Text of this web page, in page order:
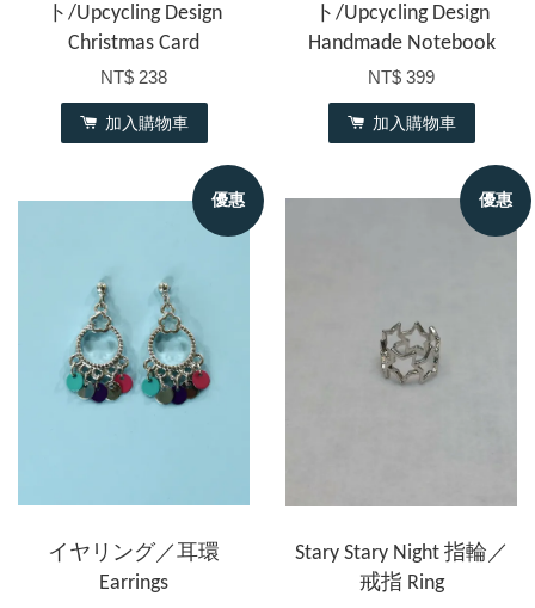
ト/Upcycling Design
Christmas Card
NT$ 238
加入購物車
ト/Upcycling Design
Handmade Notebook
NT$ 399
加入購物車
優惠
イヤリング／耳環
Earrings
優惠
Stary Stary Night 指輪／
戒指 Ring